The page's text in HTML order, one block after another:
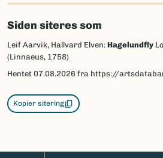
Siden siteres som
Leif Aarvik, Hallvard Elven: Hagelundfly
(Linnaeus, 1758)
Hentet 07.08.2026 fra https://
Kopier sitering